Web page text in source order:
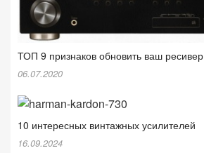
ТОП 9 признаков обновить ваш ресивер
06.07.2020
10 интересных винтажных усилителей
16.09.2024